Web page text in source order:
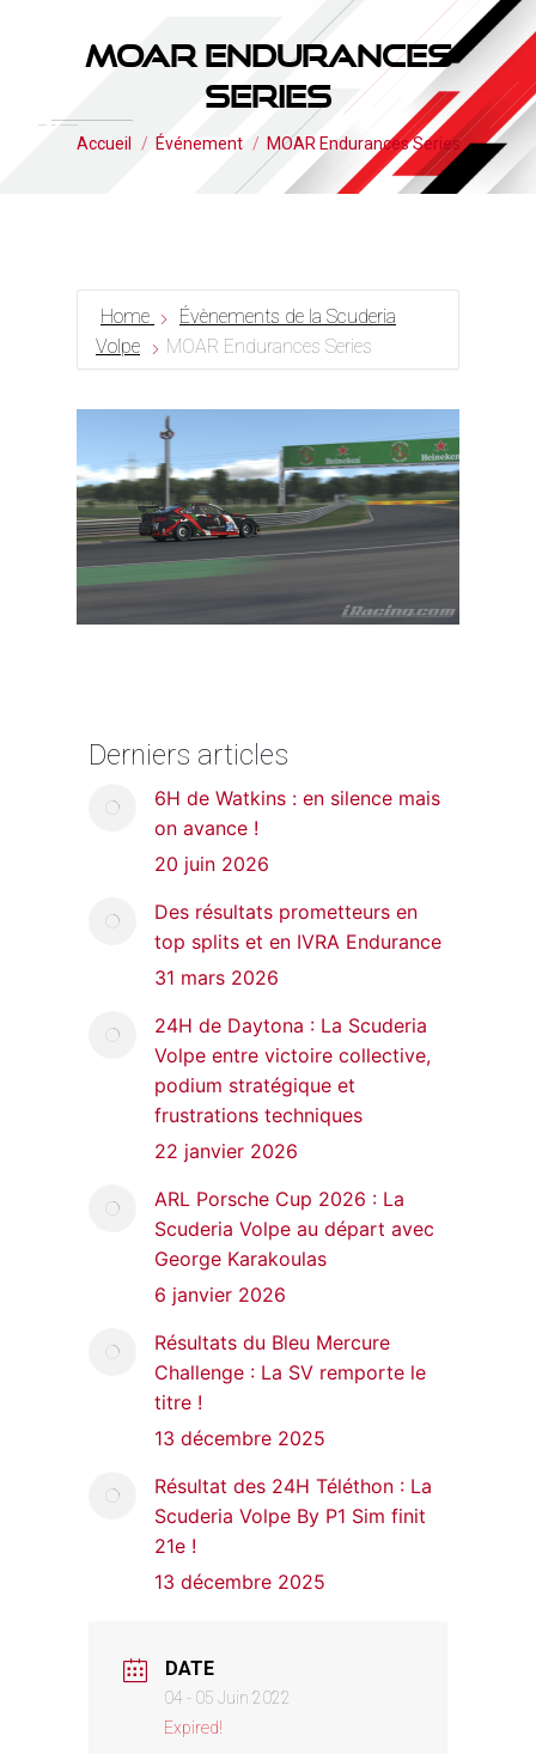
MOAR Endurances
Series
Vous êtes ici :
Accueil Événement MOAR Endurances Series
Home
Évènements de la Scuderia
Volpe
MOAR Endurances Series
Derniers articles
6H de Watkins : en silence mais
on avance !
20 juin 2026
Des résultats prometteurs en
top splits et en IVRA Endurance
31 mars 2026
24H de Daytona : La Scuderia
Volpe entre victoire collective,
podium stratégique et
frustrations techniques
22 janvier 2026
ARL Porsche Cup 2026 : La
Scuderia Volpe au départ avec
George Karakoulas
6 janvier 2026
Résultats du Bleu Mercure
Challenge : La SV remporte le
titre !
13 décembre 2025
Résultat des 24H Téléthon : La
Scuderia Volpe By P1 Sim finit
21e !
13 décembre 2025
DATE
04 - 05 Juin 2022
Expired!